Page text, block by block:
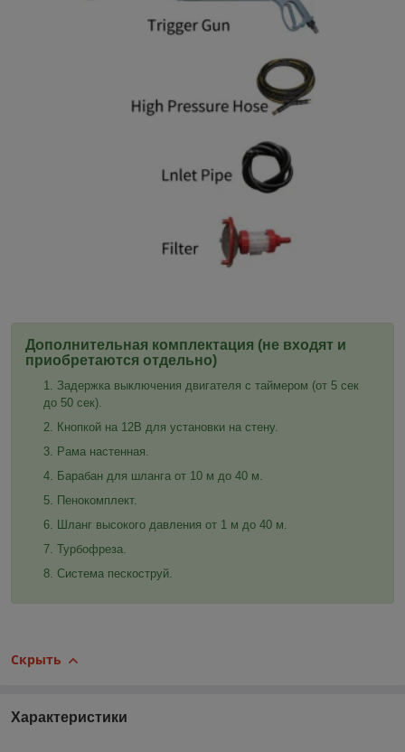
Дополнительная комплектация (не входят и
приобретаются отдельно)
Задержка выключения двигателя с таймером (от 5 сек
до 50 сек).
Кнопкой на 12В для установки на стену.
Рама настенная.
Барабан для шланга от 10 м до 40 м.
Пенокомплект.
Шланг высокого давления от 1 м до 40 м.
Турбофреза.
Система пескоструй.
Скрыть
Характеристики